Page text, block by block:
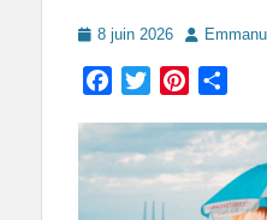
Posted
8 juin 2026 Author
Facebook
TwitterPinterest